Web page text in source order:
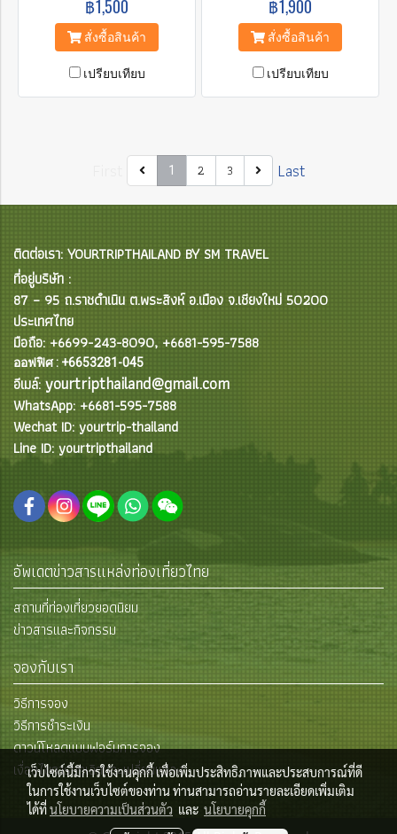
สัญจรไปมาทำให้ช้างมี
ความเครียดและหวาดกลัวมาก
ขึ้น เพื่อให้ช้างปลอดภัยจากการ
กลับสู่ถิ่นตามธรรมชาติและ
อาศัยอยู่ที่นั่นอย่างสงบสุข
฿1,500
สั่งซื้อสินค้า
เปรียบเทียบ
แห่งชาติดอยอินทนนท์ ที่นี่เรา
จะพาคุณใกล้ชิดกับช้างด้วยการ
ดูแลอย่างดี คุณจะเพลิดเพลิน
เต็มวันในตอนเช้าเราจะแจ้งให้
คุณทราบเกี่ยวกับชีวิตของช้าง
พวกเขา หลังจากโปรแกรมการ
ดูแลช้าง คุณสามารถเดินไป
แน่นอน !!!
฿1,900
สั่งซื้อสินค้า
เปรียบเทียบ
1 2 3 Last
ติดต่อเรา: YOURTRIPTHAILAND BY SM TRAVEL
ที่อยู่บริษัท :
87 – 95 ถ.ราชดำเนิน ต.พระสิงห์ อ.เมือง จ.เชียงใหม่ 50200
ประเทศไทย
มือถือ: +6699-243-8090, +6681-595-7588
ออฟฟิศ : +6653281-045
อีเมล์: yourtripthailand@gmail.com
WhatsApp: +6681-595-7588
Wechat ID: yourtrip-thailand
Line ID: yourtripthailand
อัพเดตข่าวสารแหล่งท่องเที่ยวไทย
สถานที่ท่องเที่ยวยอดนิยม
ข่าวสารและกิจกรรม
จองกับเรา
วิธีการจอง
วิธีการชำระเงิน
ดาวน์โหลดแบบฟอร์มการจอง
เงื่อนไขการยกเลิกและเปลี่ยนแปลง
เว็บไซต์นี้มีการใช้งานคุกกี้ เพื่อเพิ่มประสิทธิภาพและประสบการณ์ที่ดี
ในการใช้งานเว็บไซต์ของท่าน ท่านสามารถอ่านรายละเอียดเพิ่มเติม
ได้ที่นโยบายความเป็นส่วนตัว และ นโยบายคุกกี้